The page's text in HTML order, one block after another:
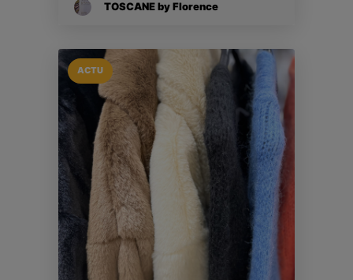
TOSCANE by Florence
ACTU